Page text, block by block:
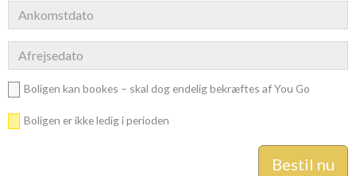
Boligen kan bookes – skal dog endelig bekræftes af You Go
Boligen er ikke ledig i perioden